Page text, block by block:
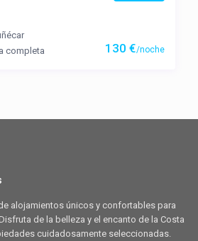
130 €/noche
completa
alojamientos únicos y confortables para
de la belleza y el encanto de la Costa
cuidadosamente seleccionadas.